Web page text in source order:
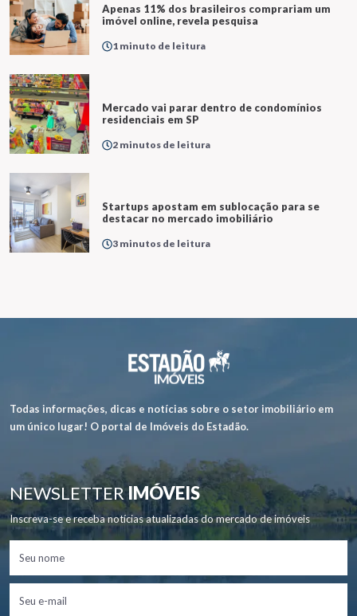
Apenas 11% dos brasileiros comprariam um
imóvel online, revela pesquisa
1 minuto de leitura
Mercado vai parar dentro de condomínios
residenciais em SP
2 minutos de leitura
Startups apostam em sublocação para se
destacar no mercado imobiliário
3 minutos de leitura
Todas informações, dicas e notícias sobre o setor imobiliário em
um único lugar! O portal de Imóveis do Estadão.
NEWSLETTERIMÓVEIS
Inscreva-se e receba notícias atualizadas do mercado de imóveis